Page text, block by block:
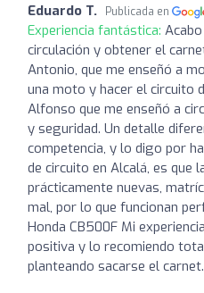
Eduardo T. Publicada en
Experiencia fantástica:
circulación y obtener el
Antonio, que me enseñó a
una moto y hacer el circuito
Alfonso que me enseñó a
y seguridad. Un detalle
competencia, y lo digo por
de circuito en Alcalá, es que
prácticamente nuevas,
mal, por lo que funcionan
Honda CB500F Mi
positiva y lo recomiendo
planteando sacarse el carnet.